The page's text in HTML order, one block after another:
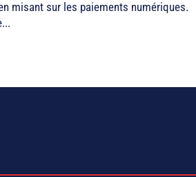
misant sur les paiements numériques.